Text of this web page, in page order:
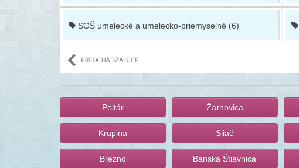
SOŠ umelecké a umelecko-priemyselné (6)
Poltár Žarnovica
Krupina Sliač
Brezno Banská Štiavnica